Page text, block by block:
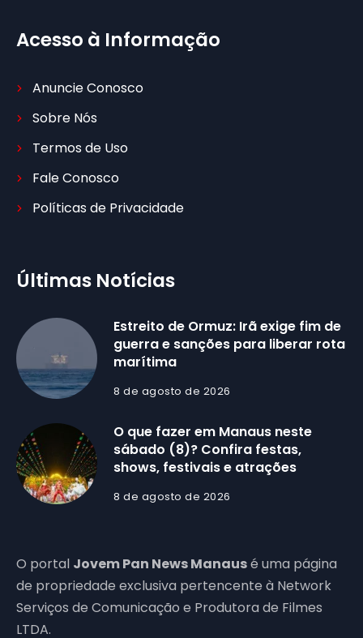
Acesso à Informação
Anuncie Conosco
Sobre Nós
Termos de Uso
Fale Conosco
Políticas de Privacidade
Últimas Notícias
Estreito de Ormuz: Irã exige fim de
guerra e sanções para liberar rota
marítima
8 de agosto de 2026
O que fazer em Manaus neste
sábado (8)? Confira festas,
shows, festivais e atrações
8 de agosto de 2026
O portal Jovem Pan News Manausé uma página
de propriedade exclusiva pertencente à Network
Serviços de Comunicação e Produtora de Filmes
LTDA.